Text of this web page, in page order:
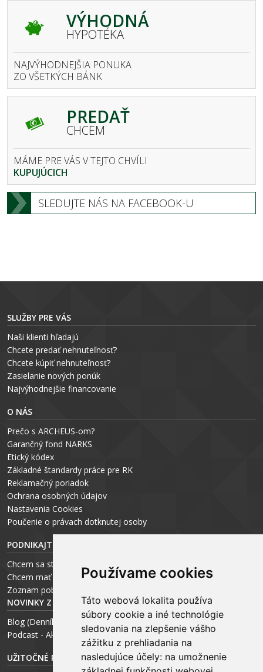
Používame cookies
Táto webová lokalita používa
súbory cookie a iné technológie
sledovania na zlepšenie vášho
zážitku z prehliadania na
nasledujúce účely: na umožnenie
VÝHODNÁ
HYPOTÉKA
NAJVÝHODNEJŠIA PONUKA
ZO VŠETKÝCH BÁNK
PREDAŤ
CHCEM
MÁME PRE VÁS V TEJTO CHVÍLI
KUPUJÚCICH
SLEDUJTE NÁS NA FACEBOOK-U
SLUŽBY PRE VÁS
Naši klienti hľadajú
Chcete predať nehnuteľnosť?
Chcete kúpiť nehnuteľnosť?
Zasielanie nových ponúk
Najvýhodnejšie financovanie
O NÁS
Prečo s ARCHEUS-om?
Garančný fond NARKS
Etický kódex
Základné štandardy práce pre RK
Reklamačný poriadok
Ochrana osobných údajov
Nastavenia Cookies
Poučenie o právach dotknutej osoby
PODNIKAJTE S ARCHEUS-OM
Chcem sa stať realitným odborníkom
Chcem mať vlastnú kanceláriu
Zoznam pobočiek
NOVINKY Z MÉDIÍ
Blog (Denník N a Trend) – R. Štalmach
Podcast - Ako začínal ARCHEUS - R. Štalmach / CEO
UŽITOČNÉ RADY PRE